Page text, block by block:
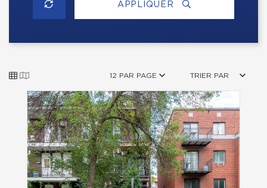
APPLIQUER
12 PAR PAGE TRIER PAR